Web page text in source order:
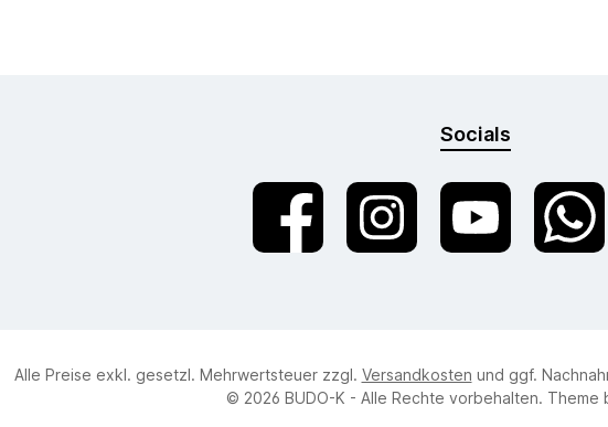
Socials
Facebook Instagram YouTube WhatsApp
Alle Preise exkl. gesetzl. Mehrwertsteuer zzgl. Versandkosten und ggf.
© 2026 BUDO-K - Alle Rechte vorbehalten. Theme